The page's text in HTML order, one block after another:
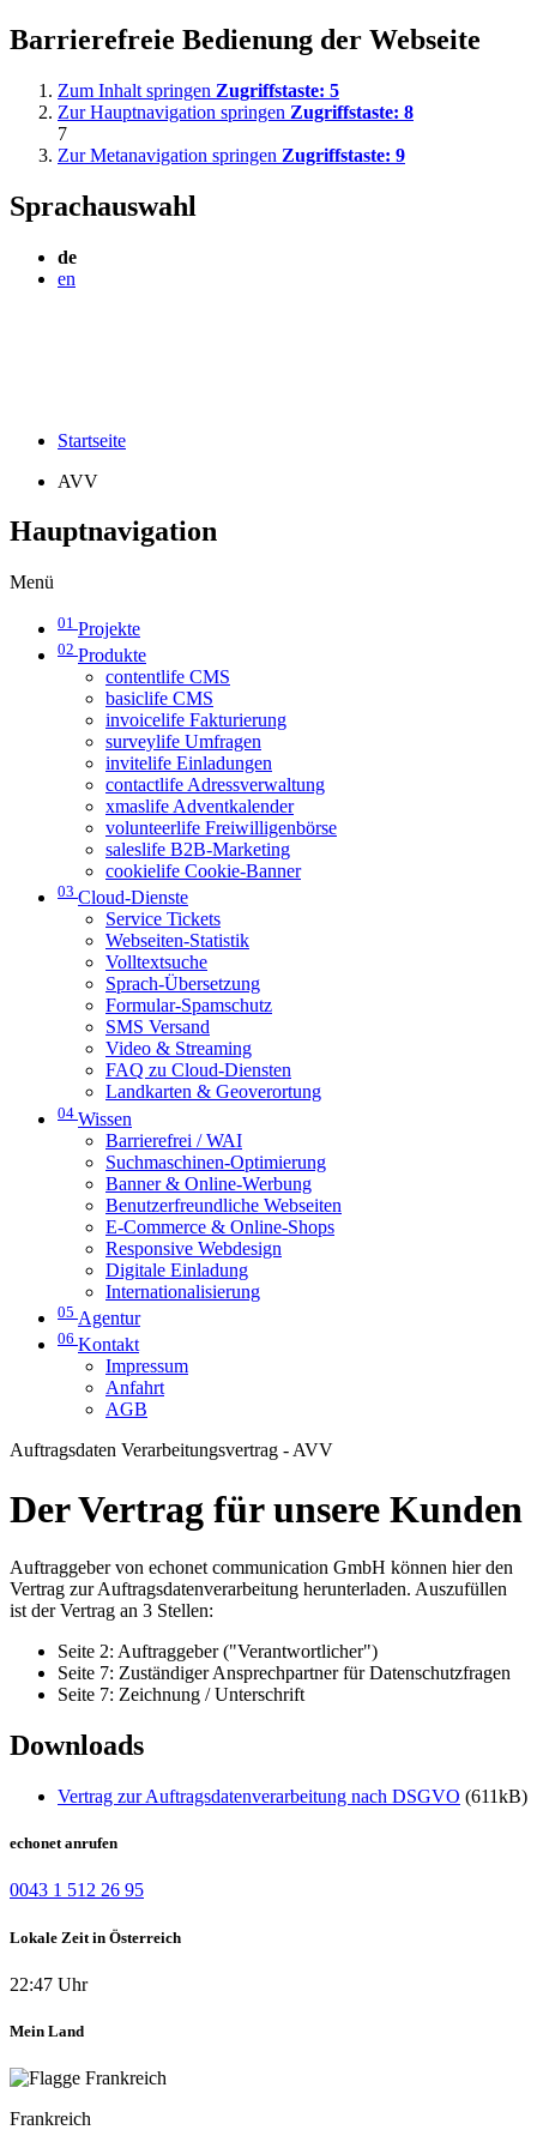
Barrierefreie Bedienung der Webseite
Zum Inhalt springen Zugriffstaste: 5
Zur Hauptnavigation springen Zugriffstaste: 8
7
Zur Metanavigation springen Zugriffstaste: 9
Sprachauswahl
de
en
Startseite
AVV
Hauptnavigation
Menü
01 Projekte
02 Produkte
contentlife CMS
basiclife CMS
invoicelife Fakturierung
surveylife Umfragen
invitelife Einladungen
contactlife Adressverwaltung
xmaslife Adventkalender
volunteerlife Freiwilligenbörse
saleslife B2B-Marketing
cookielife Cookie-Banner
03 Cloud-Dienste
Service Tickets
Webseiten-Statistik
Volltextsuche
Sprach-Übersetzung
Formular-Spamschutz
SMS Versand
Video & Streaming
FAQ zu Cloud-Diensten
Landkarten & Geoverortung
04 Wissen
Barrierefrei / WAI
Suchmaschinen-Optimierung
Banner & Online-Werbung
Benutzerfreundliche Webseiten
E-Commerce & Online-Shops
Responsive Webdesign
Digitale Einladung
Internationalisierung
05 Agentur
06 Kontakt
Impressum
Anfahrt
AGB
Auftragsdaten Verarbeitungsvertrag - AVV
Der Vertrag für unsere Kunden
Auftraggeber von echonet communication GmbH können hier den
Vertrag zur Auftragsdatenverarbeitung herunterladen. Auszufüllen
ist der Vertrag an 3 Stellen:
Seite 2: Auftraggeber ("Verantwortlicher")
Seite 7: Zuständiger Ansprechpartner für Datenschutzfragen
Seite 7: Zeichnung / Unterschrift
Downloads
Vertrag zur Auftragsdatenverarbeitung nach DSGVO (611kB)
echonet anrufen
0043 1 512 26 95
Lokale Zeit in Österreich
22:47 Uhr
Mein Land
Frankreich